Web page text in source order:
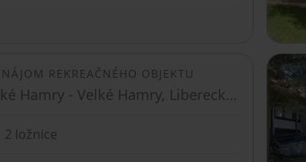
REKREAČNÉHO OBJEKTU
Velké Hamry - Velké Hamry, Liberecký kraj
2 ložnice